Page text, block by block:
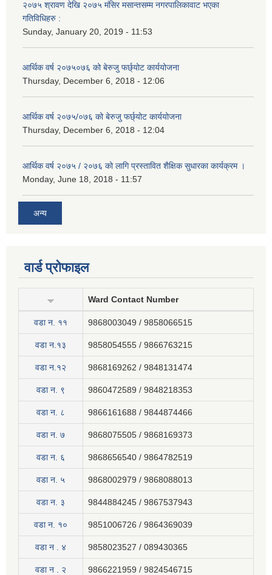
२०७५ श्रावण देखि २०७५ मंसिर मसान्तसम्म नगरपालिकावाट भएका
गतिविधिहरु :
Sunday, January 20, 2019 - 11:53
आर्थिक वर्ष २०७५०७६ को बेरुजु फर्छ्योट कार्ययोजना
Thursday, December 6, 2018 - 12:06
आर्थिक वर्ष २०७५/०७६ को बेरुजु फर्छ्योट कार्ययोजना
Thursday, December 6, 2018 - 12:04
आर्थिक वर्ष २०७५ / २०७६ को लागि प्रस्तावित शैक्षिक सुधारका कार्यक्रम ।
Monday, June 18, 2018 - 11:57
अन्य
वार्ड प्रोफाइल
Ward Contact Number
वडा न‍. ११ 9868003049 / 9858066515
वडा न.१३ 9858054555 / 9866763215
वडा न.१२ 9868169262 / 9848131474
वडा न. ९ 9860472589 / 9848218353
वडा न. ८ 9866161688 / 9844874466
वडा न. ७ 9868075505 / 9868169373
वडा न. ६ 9868656540 / 9864782519
वडा न. ५ 9868002979 / 9868088013
वडा न. ३ 9844884245 / 9867537943
वडा न. १० 9851006726 / 9864369039
वडा न . ४ 9858023527 / 089430365
वडा न . २ 9866221959 / 9824546715